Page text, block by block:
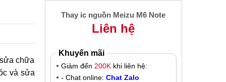
chữa
và sửa
Thay ic nguồn Meizu M6 Note
Liên hệ
Khuyến mãi
Giảm đến 200Kkhi liên hệ:
- Chat online: Chat Zalo